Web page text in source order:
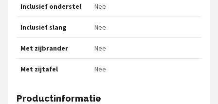
Inclusief onderstel Nee
Inclusief slang Nee
Met zijbrander Nee
Met zijtafel Nee
Productinformatie